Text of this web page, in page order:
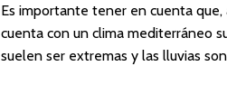
Es importante tener en cuenta
cuenta con un clima mediterráneo
suelen ser extremas y las lluvias